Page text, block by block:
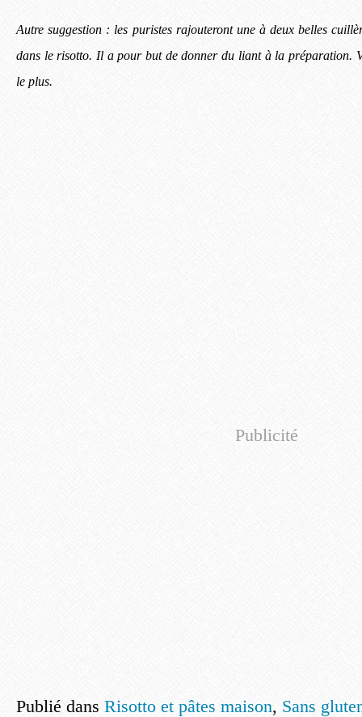
Autre suggestion : les puristes rajouteront une à deux belles
dans le risotto. Il a pour but de donner du liant à la préparation.
le plus.
Publicité
Publié dans Risotto et pâtes maison, Sans